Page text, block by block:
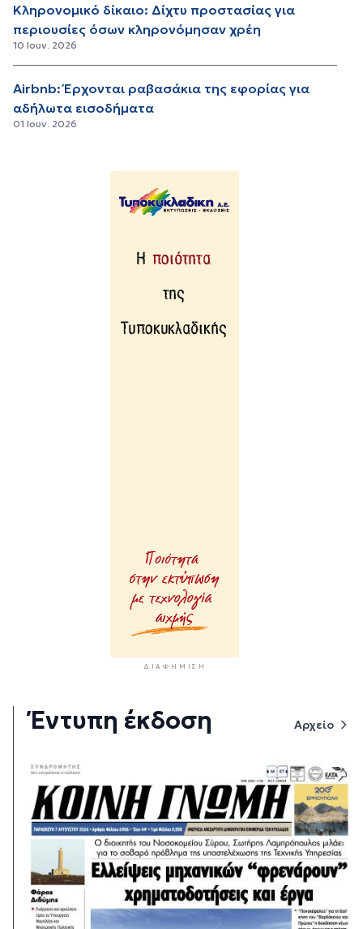
Κληρονομικό δίκαιο: Δίχτυ προστασίας για
περιουσίες όσων κληρονόμησαν χρέη
10 Ιουν. 2026
Airbnb: Έρχονται ραβασάκια της εφορίας για
αδήλωτα εισοδήματα
01 Ιουν. 2026
ΔΙΑΦΉΜΙΣΗ
Έντυπη έκδοση Αρχείο